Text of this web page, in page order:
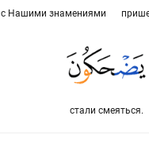
с Нашими знамениями
стали смеяться.